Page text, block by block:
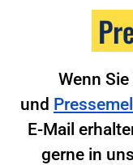
Wenn
und
E-Mail
gerne in